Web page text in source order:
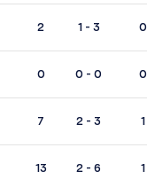
2 1 - 3
0 0 - 0
7 2 - 3
13 2 - 6